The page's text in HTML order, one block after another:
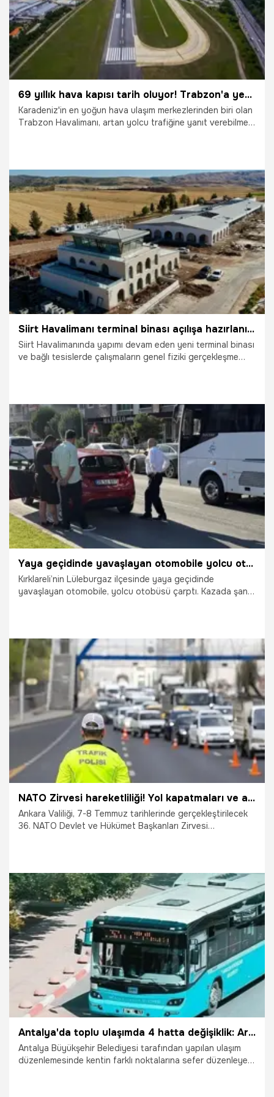
69 yıllık hava kapısı tarih oluyor! Trabzon'a yeni havalimanı
Karadeniz'in en yoğun hava ulaşım merkezlerinden biri olan
Trabzon Havalimanı, artan yolcu trafiğine yanıt verebilmek
yeni havalimanı, bölgenin ulaşım altyapısında yeni bir
dönemin kapısını aralayacak.
2.07.2026 Gündem
Siirt Havalimanı terminal binası açılışa hazırlanıyor
Siirt Havalimanında yapımı devam eden yeni terminal binası
ve bağlı tesislerde çalışmaların genel fiziki gerçekleşme
2.07.2026 Gündem
Yaya geçidinde yavaşlayan otomobile yolcu otobüsü çarptı
Kırklareli’nin Lüleburgaz ilçesinde yaya geçidinde
yavaşlayan otomobile, yolcu otobüsü çarptı. Kazada şans
25.06.2026 Gündem
NATO Zirvesi hareketliliği! Yol kapatmaları ve alternatif güzergahlar açıklandı
Ankara Valiliği, 7-8 Temmuz tarihlerinde gerçekleştirilecek
36. NATO Devlet ve Hükümet Başkanları Zirvesi
25.06.2026 Ankara
Antalya'da toplu ulaşımda 4 hatta değişiklik: Artık otogara girecekler
Antalya Büyükşehir Belediyesi tarafından yapılan ulaşım
düzenlemesinde kentin farklı noktalarına sefer düzenleyen